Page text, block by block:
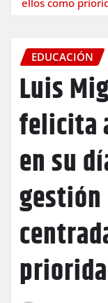
EDUCACIÓN
Luis
felicita
en su